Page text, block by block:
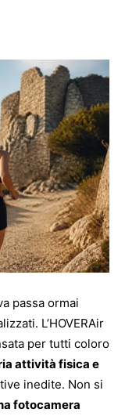
passa ormai
L’HOVERAir
per tutti coloro
attività fisica e
inedite. Non si
fotocamera